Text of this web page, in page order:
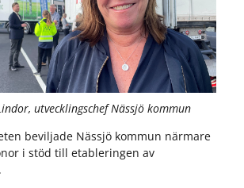
utvecklingschef Nässjö kommun
beviljade Nässjö kommun närmare
i stöd till etableringen av